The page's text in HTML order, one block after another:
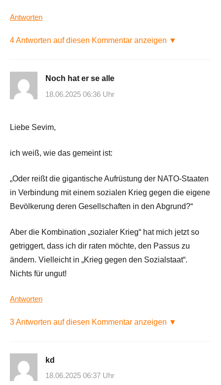
Antworten
4 Antworten auf diesen Kommentar anzeigen ▼
Noch hat er se alle
18.06.2025 06:36 Uhr
Liebe Sevim,
ich weiß, wie das gemeint ist:
„Oder reißt die gigantische Aufrüstung der NATO-Staaten
in Verbindung mit einem sozialen Krieg gegen die eigene
Bevölkerung deren Gesellschaften in den Abgrund?“
Aber die Kombination „sozialer Krieg“ hat mich jetzt so
getriggert, dass ich dir raten möchte, den Passus zu
ändern. Vielleicht in „Krieg gegen den Sozialstaat“.
Nichts für ungut!
Antworten
3 Antworten auf diesen Kommentar anzeigen ▼
kd
18.06.2025 06:37 Uhr